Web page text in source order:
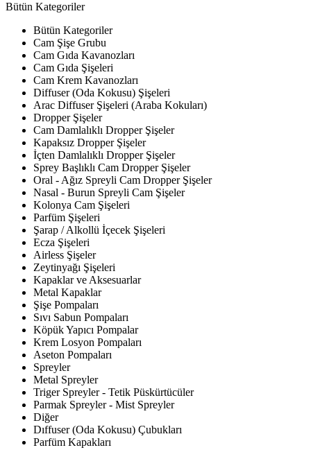
Bütün Kategoriler
Bütün Kategoriler
Cam Şişe Grubu
Cam Gıda Kavanozları
Cam Gıda Şişeleri
Cam Krem Kavanozları
Diffuser (Oda Kokusu) Şişeleri
Arac Diffuser Şişeleri (Araba Kokuları)
Dropper Şişeler
Cam Damlalıklı Dropper Şişeler
Kapaksız Dropper Şişeler
İçten Damlalıklı Dropper Şişeler
Sprey Başlıklı Cam Dropper Şişeler
Oral - Ağız Spreyli Cam Dropper Şişeler
Nasal - Burun Spreyli Cam Şişeler
Kolonya Cam Şişeleri
Parfüm Şişeleri
Şarap / Alkollü İçecek Şişeleri
Ecza Şişeleri
Airless Şişeler
Zeytinyağı Şişeleri
Kapaklar ve Aksesuarlar
Metal Kapaklar
Şişe Pompaları
Sıvı Sabun Pompaları
Köpük Yapıcı Pompalar
Krem Losyon Pompaları
Aseton Pompaları
Spreyler
Metal Spreyler
Triger Spreyler - Tetik Püskürtücüler
Parmak Spreyler - Mist Spreyler
Diğer
Dıffuser (Oda Kokusu) Çubukları
Parfüm Kapakları